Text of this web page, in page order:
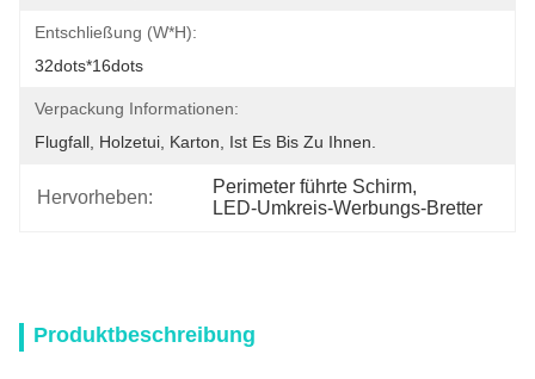
Entschließung (W*H):
32dots*16dots
Verpackung Informationen:
Flugfall, Holzetui, Karton, Ist Es Bis Zu Ihnen.
Hervorheben:
Perimeter führte Schirm,
LED-Umkreis-Werbungs-Bretter
Produktbeschreibung